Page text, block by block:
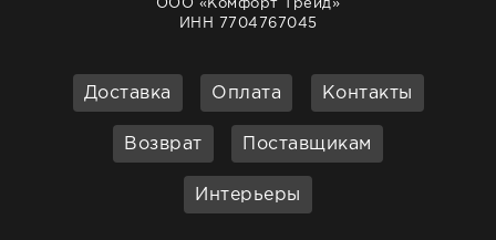
ООО «Комфорт Трейд»
ИНН 7704767045
Доставка Оплата Контакты
Возврат Поставщикам
Интерьеры